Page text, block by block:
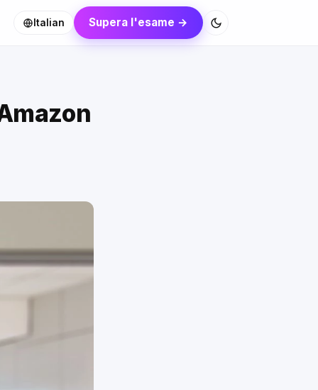
Italian Supera l'esame →